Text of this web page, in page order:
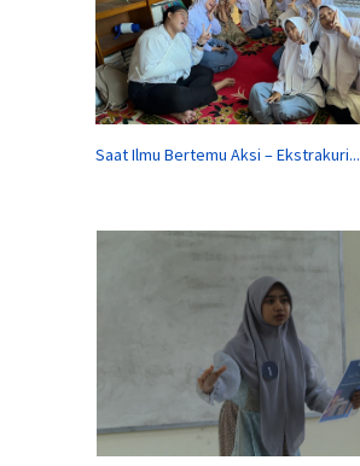
Saat Ilmu Bertemu Aksi – Ekstrakuri...